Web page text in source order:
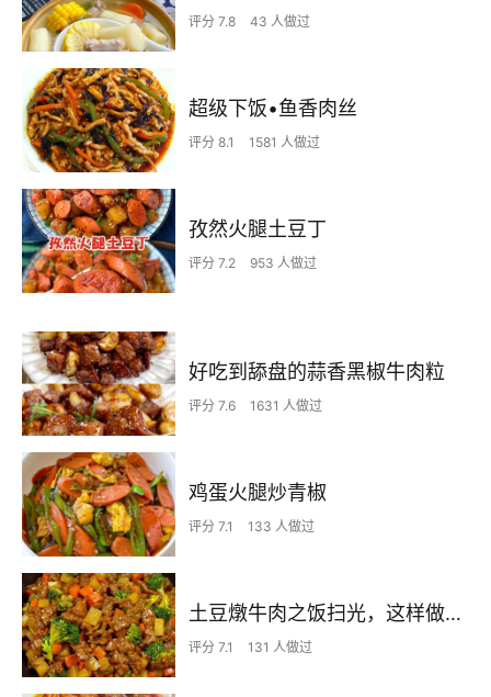
评分 7.8 43 人做过
超级下饭•鱼香肉丝
评分 8.1 1581 人做过
孜然火腿土豆丁
评分 7.2 953 人做过
好吃到舔盘的蒜香黑椒牛肉粒
评分 7.6 1631 人做过
鸡蛋火腿炒青椒
评分 7.1 133 人做过
土豆燉牛肉之饭扫光，这样做也太香了吧，还没出锅已是浓香四溢了
评分 7.1 131 人做过